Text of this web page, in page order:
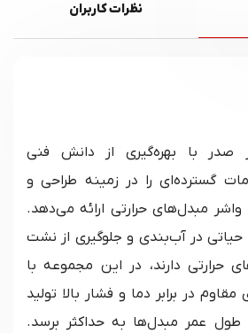
نظرات کاربران
صدر با بهره‌گیری از دانش فنی
گسترده‌ای را در زمینه طراحی و
واشر مبدل‌های حرارتی ارائه می‌دهد.
در آب‌بندی و جلوگیری از نشت
حرارتی دارند، در این مجموعه با
مقاوم در برابر دما و فشار بالا تولید
طول عمر مبدل‌ها به حداکثر برسد.